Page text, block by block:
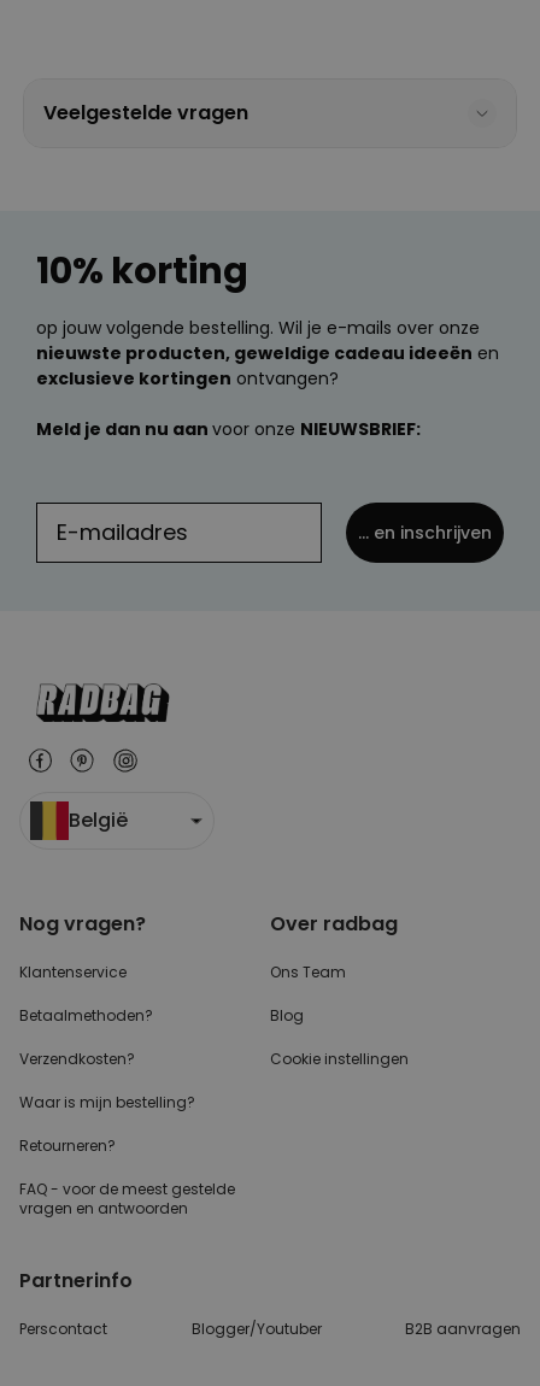
Veelgestelde vragen
10% korting
op jouw volgende bestelling. Wil je e-mails over onze
nieuwste producten, geweldige cadeau ideeën en
exclusieve kortingen ontvangen?
Meld je dan nu aan voor onze NIEUWSBRIEF:
... en inschrijven
België
Nog vragen?
Klantenservice
Betaalmethoden?
Verzendkosten?
Waar is mijn bestelling?
Retourneren?
FAQ - voor de meest gestelde
vragen en antwoorden
Over radbag
Ons Team
Blog
Cookie instellingen
Partnerinfo
Perscontact Blogger/Youtuber B2B aanvragen